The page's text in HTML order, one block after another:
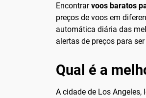
Encontrarvoos baratos
preços de voos em
automática diária das
alertas de preços para
Qual é a
A cidade de Los